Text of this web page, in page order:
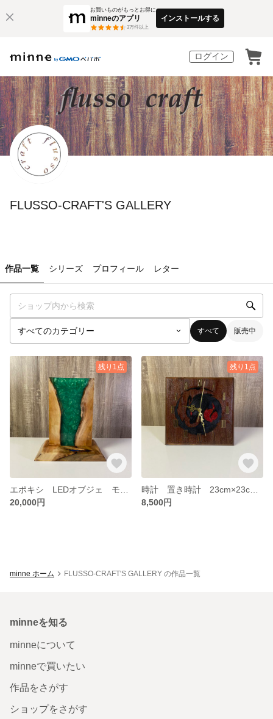
お買いものがもっとお得に
minneのアプリ
3万件以上
インストールする
ログイン
FLUSSO-CRAFT'S GALLERY
作品一覧 シリーズ プロフィール レター
すべて 販売中
残り1点
20,000円
残り1点
8,500円
minne ホーム FLUSSO-CRAFT'S GALLERY の作品一覧
minneを知る
minneについて
minneで買いたい
作品をさがす
ショップをさがす